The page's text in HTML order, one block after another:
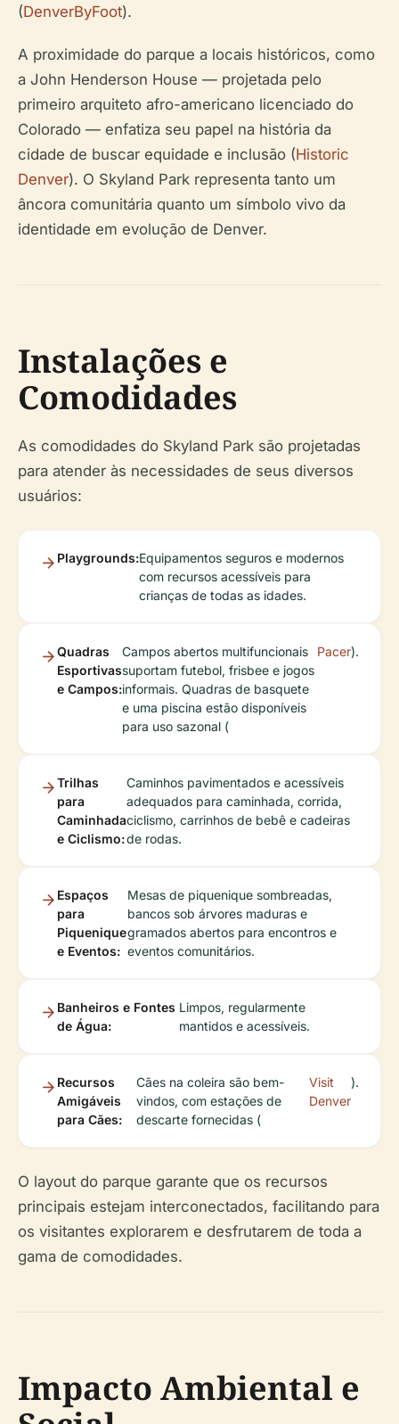
(DenverByFoot).
A proximidade do parque a locais históricos, como
a John Henderson House — projetada pelo
primeiro arquiteto afro-americano licenciado do
Colorado — enfatiza seu papel na história da
cidade de buscar equidade e inclusão (Historic
Denver). O Skyland Park representa tanto um
âncora comunitária quanto um símbolo vivo da
identidade em evolução de Denver.
Instalações e
Comodidades
As comodidades do Skyland Park são projetadas
para atender às necessidades de seus diversos
usuários:
Playgrounds:Equipamentos seguros e modernos
com recursos acessíveis para
crianças de todas as idades.
Quadras
Esportivas
e Campos:
Campos abertos multifuncionais
suportam futebol, frisbee e jogos
informais. Quadras de basquete
e uma piscina estão disponíveis
para uso sazonal (
Pacer).
Trilhas
para
Caminhada
e Ciclismo:
Caminhos pavimentados e acessíveis
adequados para caminhada, corrida,
ciclismo, carrinhos de bebê e cadeiras
de rodas.
Espaços
para
Piquenique
e Eventos:
Mesas de piquenique sombreadas,
bancos sob árvores maduras e
gramados abertos para encontros e
eventos comunitários.
Banheiros e Fontes
de Água:
Limpos, regularmente
mantidos e acessíveis.
Recursos
Amigáveis
para Cães:
Cães na coleira são bem-
vindos, com estações de
descarte fornecidas (
Visit
Denver
).
O layout do parque garante que os recursos
principais estejam interconectados, facilitando para
os visitantes explorarem e desfrutarem de toda a
gama de comodidades.
Impacto Ambiental e